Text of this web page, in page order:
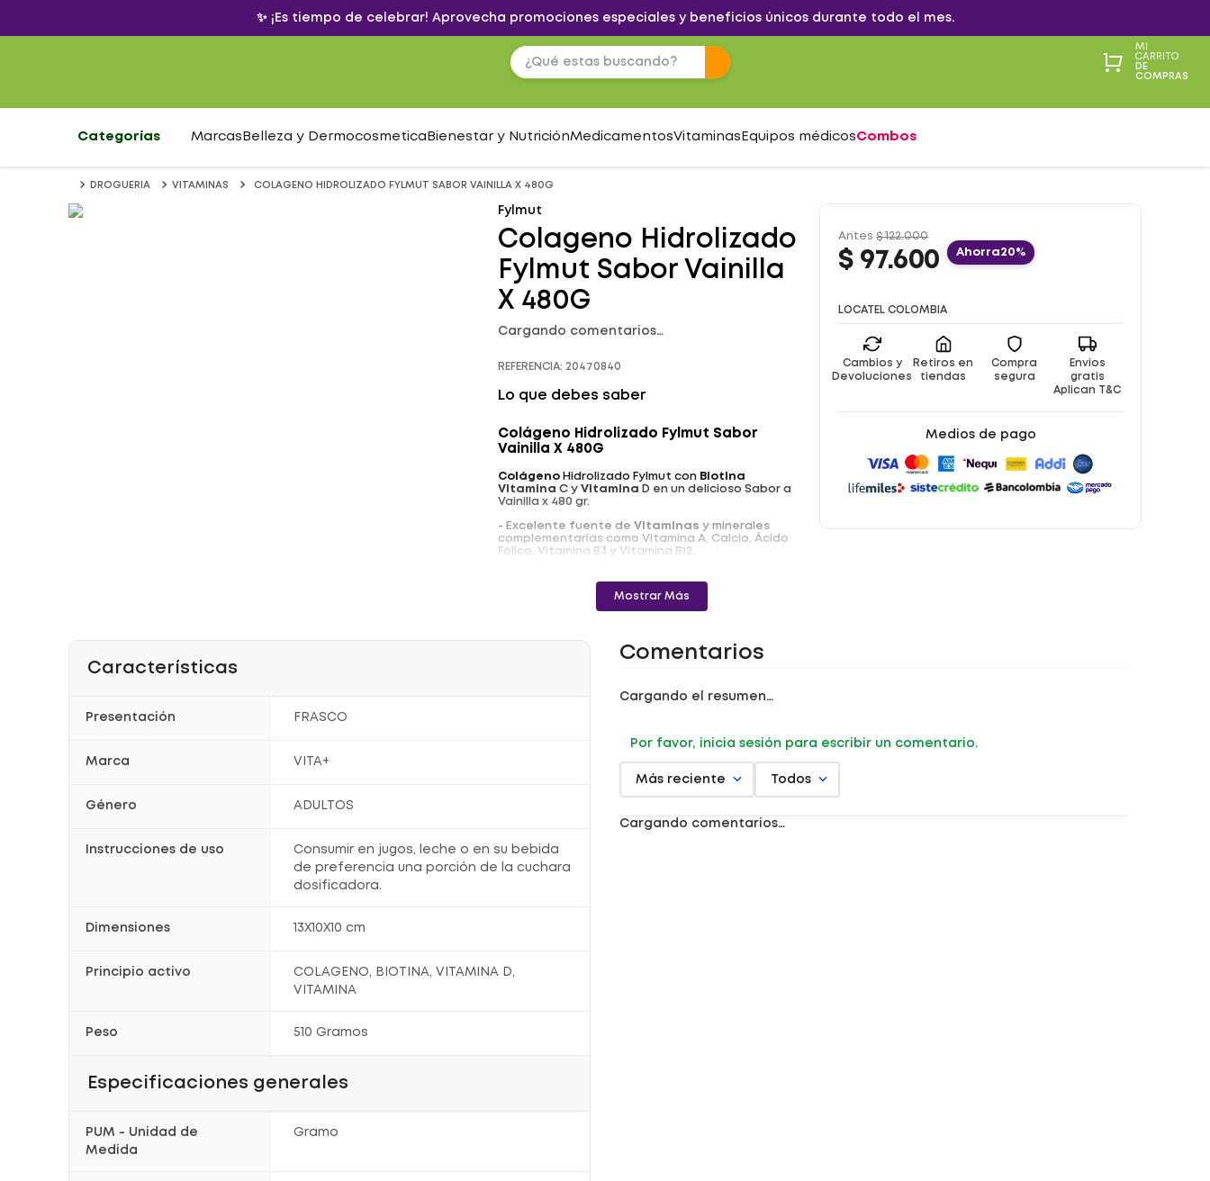
✨ ¡Es tiempo de celebrar! Aprovecha promociones especiales y beneficios únicos durante todo el mes.
MI
CARRITO
DE
COMPRAS
Categorías Marcas Belleza y Dermocosmetica Bienestar y NutriciónMedicamentosVitaminas Equipos médicosCombos
DROGUERIA VITAMINAS COLAGENO HIDROLIZADO FYLMUT SABOR VAINILLA X 480G
Fylmut
Colageno Hidrolizado
Fylmut Sabor Vainilla
X 480G
Cargando comentarios…
REFERENCIA: 20470840
Lo que debes saber
Colágeno Hidrolizado Fylmut Sabor
Vainilla X 480G
ColágenoHidrolizado Fylmut con Biotina
Vitamina C y Vitamina
D en un delicioso Sabor a
Vainilla x 480 gr.
- Excelente fuente de Vitaminas y minerales
complementarias como Vitamina A, Calcio, Ácido
Fólico, Vitamina B3 y Vitamina B12.
un vaso de agua (200 ml), o en tu bebida favorita.
preparación tipo malteada.
Mostrar Más
Antes$ 122.000
$ 97.600 Ahorra20%
LOCATEL COLOMBIA
Cambios y
Devoluciones
Retiros en
tiendas
Compra
segura
Envíos
gratis
Aplican T&C
Medios de pago
Características
Presentación FRASCO
Marca VITA+
Género ADULTOS
Instrucciones de uso
Consumir en jugos, leche o en su bebida
de preferencia una porción de la cuchara
dosificadora.
Dimensiones 13X10X10 cm
Principio activo
COLAGENO, BIOTINA, VITAMINA D,
VITAMINA
Peso 510 Gramos
Especificaciones generales
PUM - Unidad de
Medida
Gramo
Comentarios
Cargando el resumen…
Por favor, inicia sesión para escribir un comentario.
Más reciente Todos
Cargando comentarios…